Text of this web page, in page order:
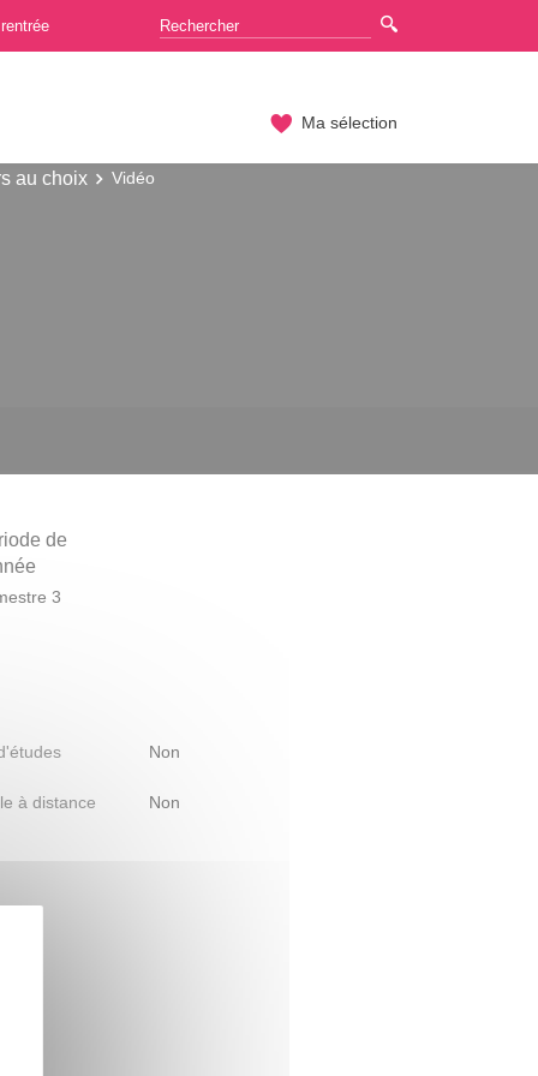
Ma sélection
au choix Vidéo
de
3
Non
à distance Non